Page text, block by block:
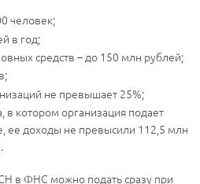
человек;
в год;
средств – до 150 млн рублей;
не превышает 25%;
в котором организация подает
ее доходы не превысили 112,5 млн
в ФНС можно подать сразу при